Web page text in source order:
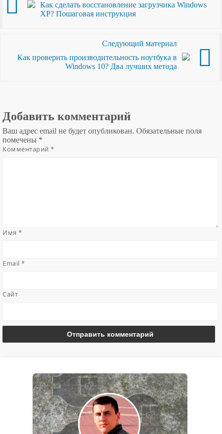
Как сделать восстановление загрузчика Windows
XP? Пошаговая инструкция
Следующий материал
Как проверить производительность ноутбука в
Windows 10? Два лучших метода
Добавить комментарий
Ваш адрес email не будет опубликован. Обязательные поля
помечены *
Комментарий*
Имя*
Email*
Сайт